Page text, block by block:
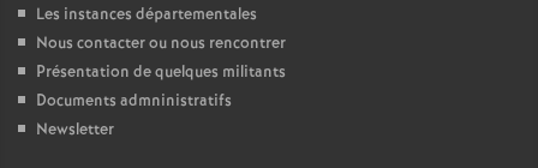
Les instances départementales
Nous contacter ou nous rencontrer
Présentation de quelques militants
Documents admninistratifs
Newsletter